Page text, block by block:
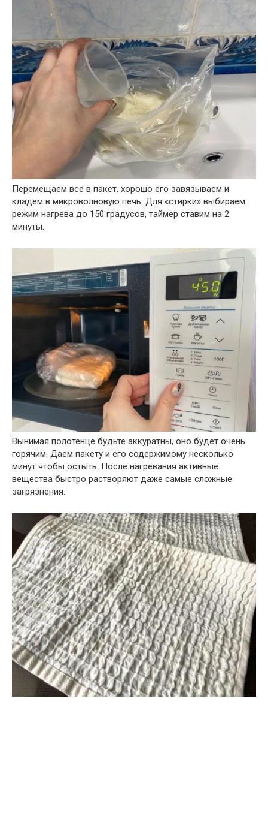
Перемещаем все в пакет, хорошо его завязываем и
кладем в микроволновую печь. Для «стирки» выбираем
режим нагрева до 150 градусов, таймер ставим на 2
минуты.
Вынимая полотенце будьте аккуратны, оно будет очень
горячим. Даем пакету и его содержимому несколько
минут чтобы остыть. После нагревания активные
вещества быстро растворяют даже самые сложные
загрязнения.